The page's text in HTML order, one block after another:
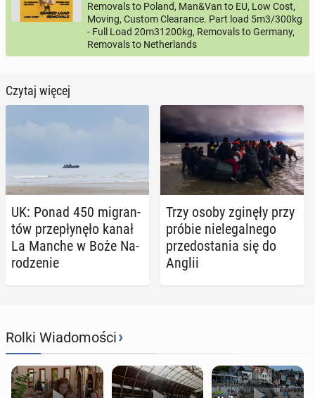
Removals to Poland, Man&Van to EU, Low Cost,
Moving, Custom Clearance. Part load 5m3/300kg
- Full Load 20m31200kg, Removals to Germany,
Removals to Netherlands
Czytaj więcej
UK: Ponad 450 mi­gran­
tów prze­pły­nę­ło kanał
La Manche w Boże Na­
ro­dze­nie
Trzy osoby zginęły przy
próbie nie­le­gal­ne­go
prze­do­sta­nia się do
Anglii
Rolki Wiadomości›